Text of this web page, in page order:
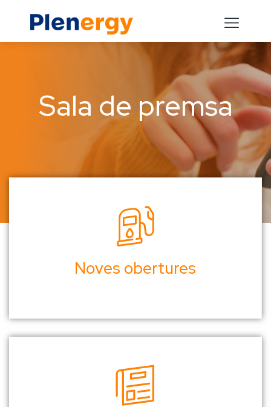
Sala de premsa
Noves obertures